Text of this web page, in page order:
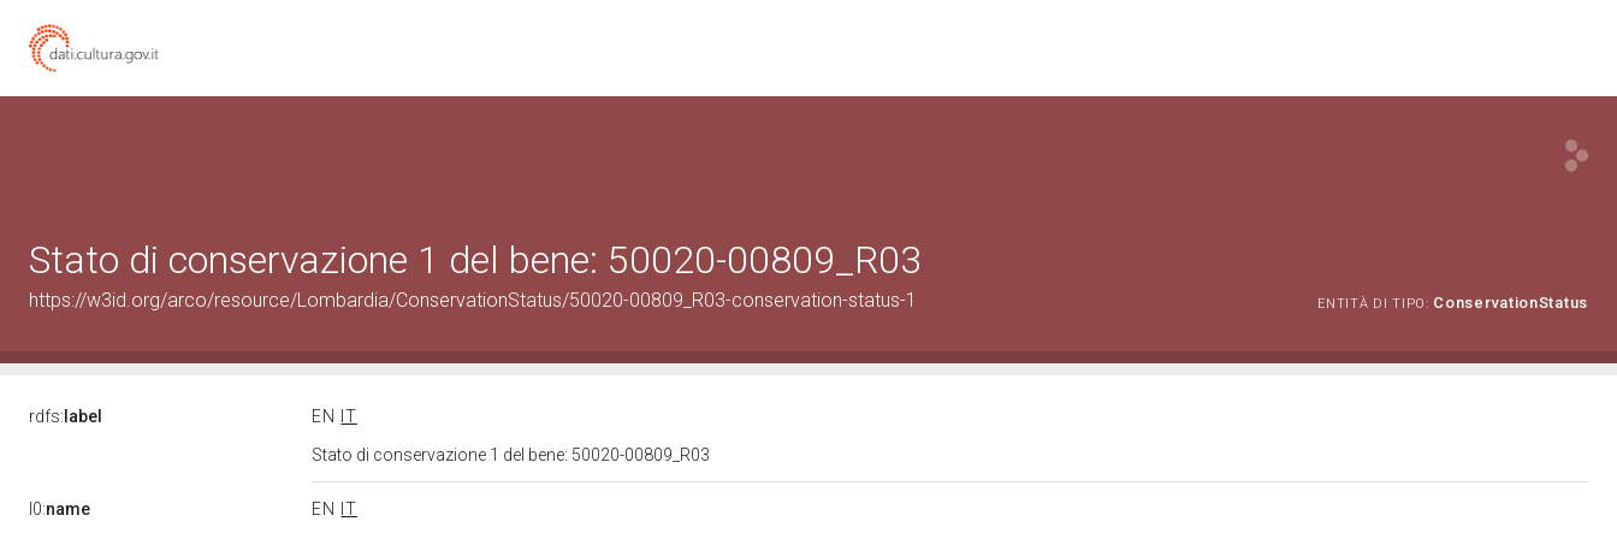
Stato di conservazione 1 del bene: 50020-00809_R03
https://w3id.org/arco/resource/Lombardia/ConservationStatus/50020-00809_R03-conservation-status-1 ENTITÀ DI TIPO: ConservationStatus
rdfs: label EN
IT
Stato di conservazione 1 del bene: 50020-00809_R03
l0:name EN
IT